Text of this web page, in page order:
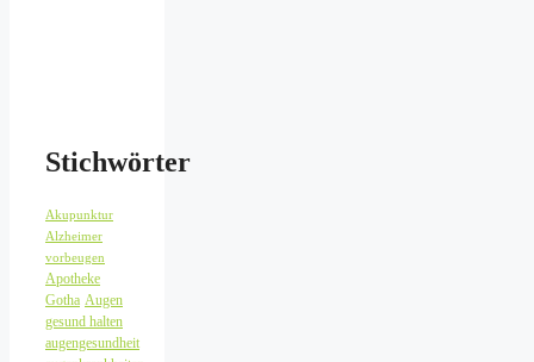
Stichwörter
Akupunktur
Alzheimer
vorbeugen
Apotheke
Gotha Augen
gesund halten
augengesundheit